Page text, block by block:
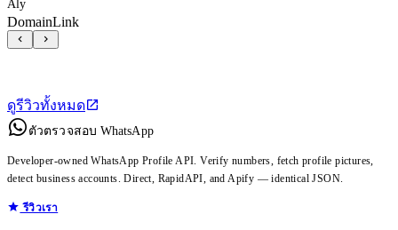
Aly
DomainLink
ดูรีวิวทั้งหมด
ตัวตรวจสอบ WhatsApp
Developer-owned WhatsApp Profile API. Verify numbers, fetch profile pictures,
detect business accounts. Direct, RapidAPI, and Apify — identical JSON.
รีวิวเรา